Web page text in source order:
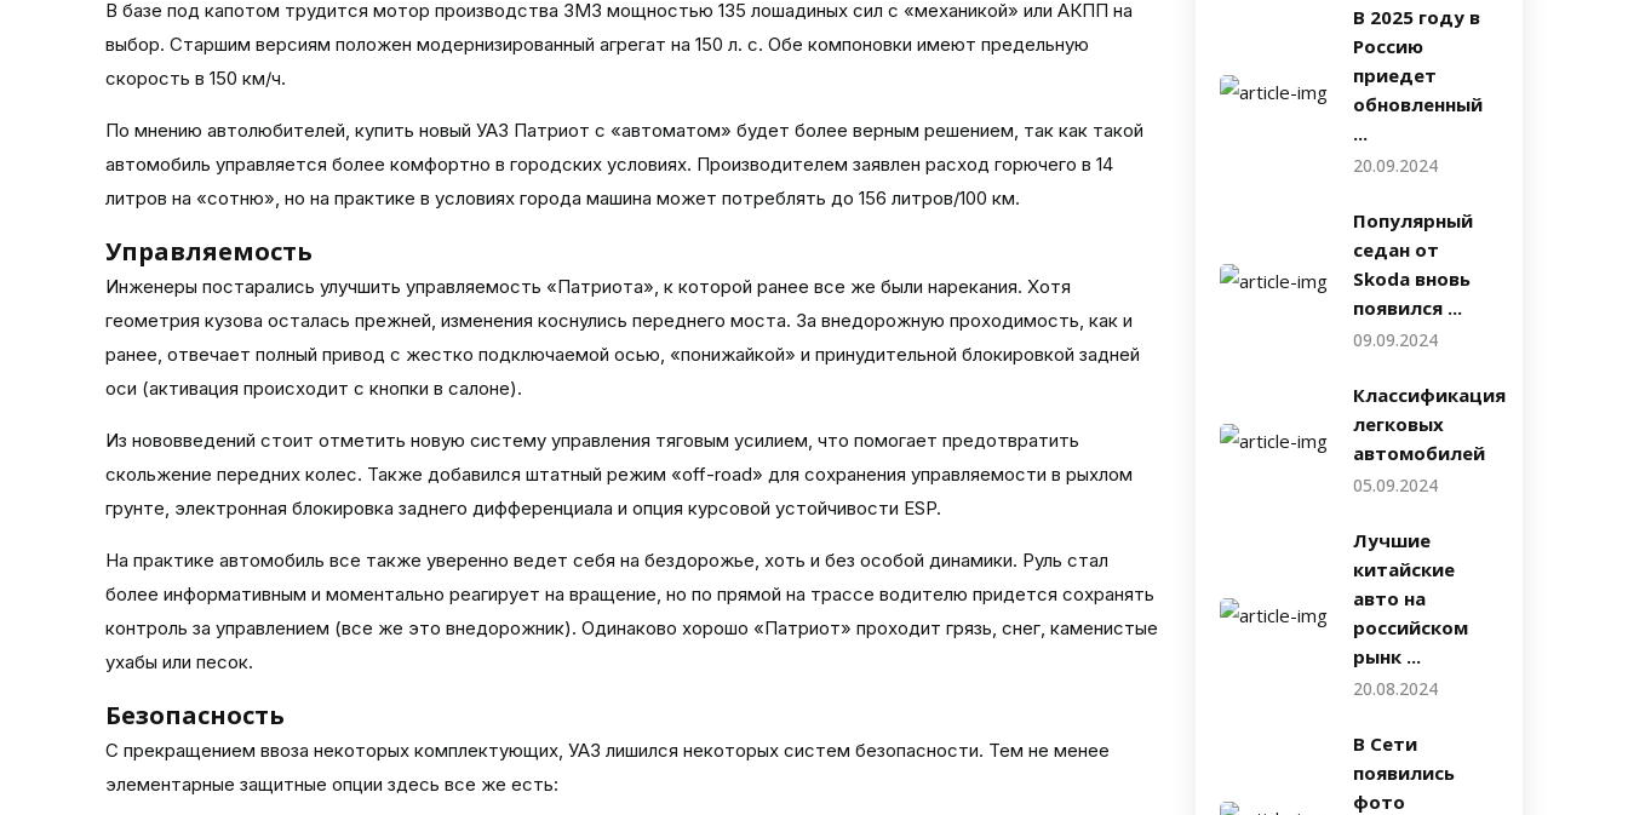
В базе под капотом трудится мотор производства ЗМЗ мощностью 135 лошадиных сил с «механикой» или АКПП на
выбор. Старшим версиям положен модернизированный агрегат на 150 л. с. Обе компоновки имеют предельную
скорость в 150 км/ч.
По мнению автолюбителей, купить новый УАЗ Патриот с «автоматом» будет более верным решением, так как такой
автомобиль управляется более комфортно в городских условиях. Производителем заявлен расход горючего в 14
литров на «сотню», но на практике в условиях города машина может потреблять до 156 литров/100 км.
Управляемость
Инженеры постарались улучшить управляемость «Патриота», к которой ранее все же были нарекания. Хотя
геометрия кузова осталась прежней, изменения коснулись переднего моста. За внедорожную проходимость, как и
ранее, отвечает полный привод с жестко подключаемой осью, «понижайкой» и принудительной блокировкой задней
оси (активация происходит с кнопки в салоне).
Из нововведений стоит отметить новую систему управления тяговым усилием, что помогает предотвратить
скольжение передних колес. Также добавился штатный режим «off-road» для сохранения управляемости в рыхлом
грунте, электронная блокировка заднего дифференциала и опция курсовой устойчивости ESP.
На практике автомобиль все также уверенно ведет себя на бездорожье, хоть и без особой динамики. Руль стал
более информативным и моментально реагирует на вращение, но по прямой на трассе водителю придется сохранять
контроль за управлением (все же это внедорожник). Одинаково хорошо «Патриот» проходит грязь, снег, каменистые
ухабы или песок.
Безопасность
С прекращением ввоза некоторых комплектующих, УАЗ лишился некоторых систем безопасности. Тем не менее
элементарные защитные опции здесь все же есть:
В 2025 году в
Россию
приедет
обновленный
...
20.09.2024
Популярный
седан от
Skoda вновь
появился ...
09.09.2024
Классификация
легковых
автомобилей
05.09.2024
Лучшие
китайские
авто на
российском
рынк ...
20.08.2024
В Сети
появились
фото